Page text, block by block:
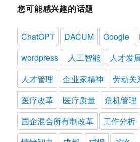
您可能感兴趣的话题
ChatGPT DACUM Google
wordpress
人工智能 人才发
人才管理
企业家精神 劳动关
医疗改革
医疗质量 危机管理
国企混合所有制改革
工作分析